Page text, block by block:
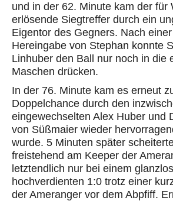
und in der 62. Minute kam der für
erlösende Siegtreffer durch ein
Eigentor des Gegners. Nach
Hereingabe von Stephan konnte
Linhuber den Ball nur noch in die
Maschen drücken.
In der 76. Minute kam es erneut
Doppelchance durch den
eingewechselten Alex Huber und
von Süßmaier wieder
wurde. 5 Minuten später
freistehend am Keeper der
letztendlich nur bei einem
hochverdienten 1:0 trotz einer
der Ameranger vor dem Abpfiff.